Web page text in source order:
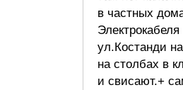
в частных
ул.Костанди
на столбах в
и свисают.+